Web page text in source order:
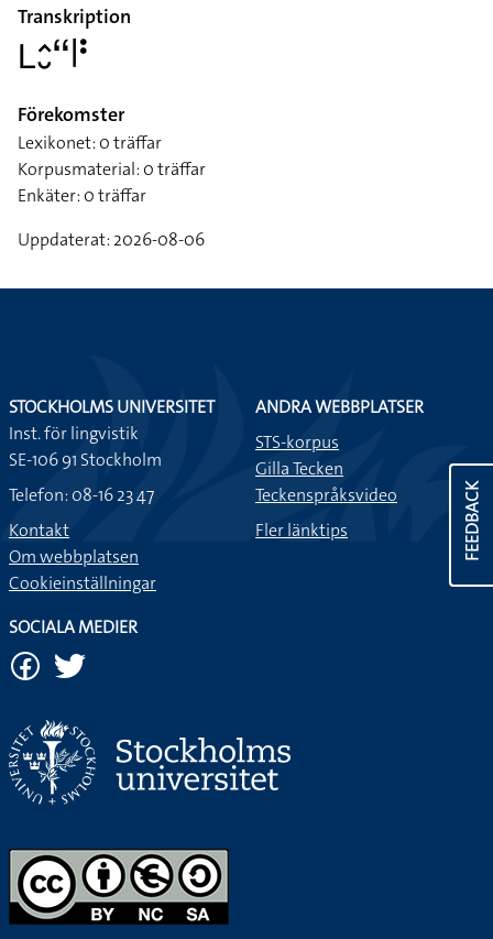
Transkription
􌥈􌤵􌤷􌦨􌥼􌥻
Förekomster
Lexikonet: 0 träffar
Korpusmaterial: 0 träffar
Enkäter: 0 träffar
Uppdaterat: 2026-08-06
FEEDBACK
STOCKHOLMS UNIVERSITET
Inst. för lingvistik
SE-106 91 Stockholm
Telefon: 08-16 23 47
Kontakt
Om webbplatsen
Cookieinställningar
ANDRA WEBBPLATSER
STS-korpus
Gilla Tecken
Teckenspråksvideo
Fler länktips
SOCIALA MEDIER